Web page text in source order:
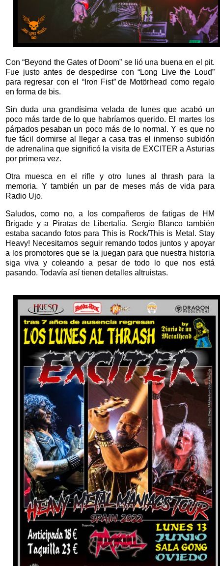
Con “Beyond the Gates of Doom” se lió una buena en el pit.
Fue justo antes de despedirse con “Long Live the Loud”
para regresar con el “Iron Fist” de Motörhead como regalo
en forma de bis.
Sin duda una grandísima velada de lunes que acabó un
poco más tarde de lo que habríamos querido. El martes los
párpados pesaban un poco más de lo normal. Y es que no
fue fácil dormirse al llegar a casa tras el inmenso subidón
de adrenalina que significó la visita de EXCITER a Asturias
por primera vez.
Otra muesca en el rifle y otro lunes al thrash para la
memoria. Y también un par de meses más de vida para
Radio Ujo.
Saludos, como no, a los compañeros de fatigas de HM
Brigade y a Piratas de Libertalia. Sergio Blanco también
estaba sacando fotos para This is Rock/This is Metal. Stay
Heavy! Necesitamos seguir remando todos juntos y apoyar
a los promotores que se la juegan para que nuestra historia
siga viva y coleando a pesar de todo lo que nos está
pasando. Todavía así tienen detalles altruistas.